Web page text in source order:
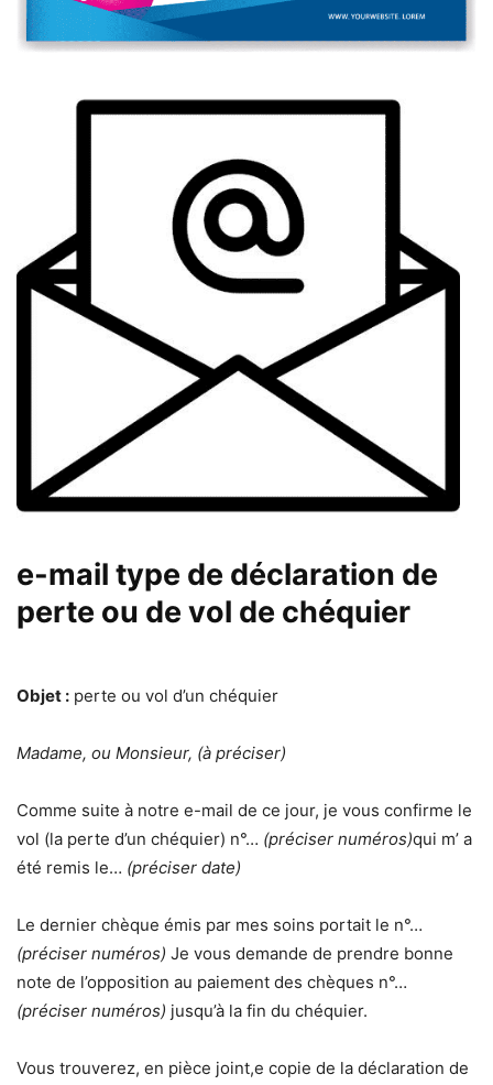
e-mail type de déclaration de
perte ou de vol de chéquier
Objet : perte ou vol d’un chéquier
Madame, ou Monsieur, (à préciser)
Comme suite à notre e-mail de ce jour, je vous confirme le
vol (la perte d’un chéquier) n°… (préciser numéros)qui m’ a
été remis le… (préciser date)
Le dernier chèque émis par mes soins portait le n°…
(préciser numéros) Je vous demande de prendre bonne
note de l’opposition au paiement des chèques n°…
(préciser numéros) jusqu’à la fin du chéquier.
Vous trouverez, en pièce joint,e copie de la déclaration de